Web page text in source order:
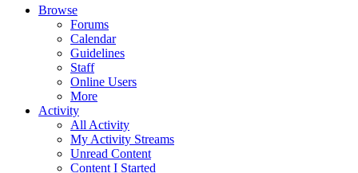
Browse
Forums
Calendar
Guidelines
Staff
Online Users
More
Activity
All Activity
My Activity Streams
Unread Content
Content I Started